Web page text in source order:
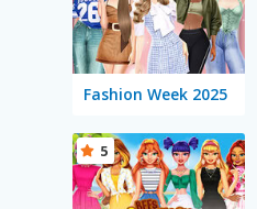
Fashion Week 2025
5